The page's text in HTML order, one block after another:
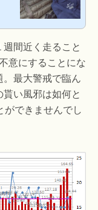
良
す
の 間近く走ること
意にすることにな
最大警戒で臨ん
い風邪は如何と
ができませんでし